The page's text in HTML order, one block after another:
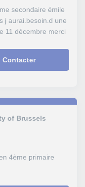
secondaire émile
j aurai.besoin.d une
11 décembre merci
Contacter
of Brussels
4ème primaire